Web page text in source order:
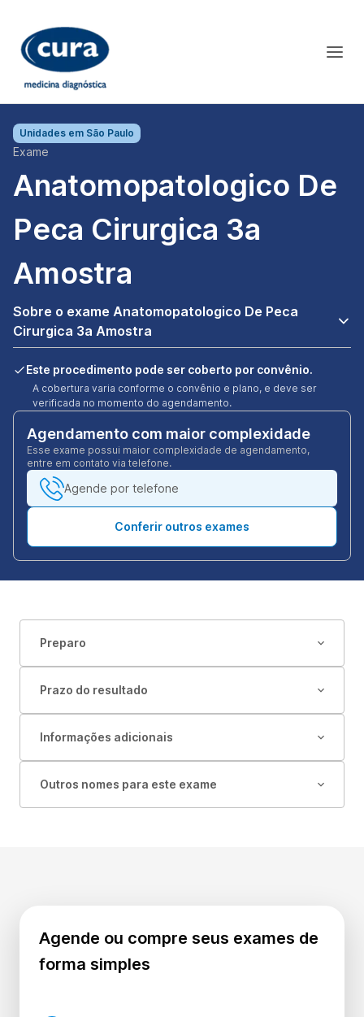
Unidades em São Paulo
Exame
Anatomopatologico De
Peca Cirurgica 3a
Amostra
Sobre o exame Anatomopatologico De Peca
Cirurgica 3a Amostra
Este procedimento pode ser coberto por convênio.
A cobertura varia conforme o convênio e plano, e deve ser
verificada no momento do agendamento.
Agendamento com maior complexidade
Esse exame possui maior complexidade de agendamento,
entre em contato via telefone.
Agende por telefone
Conferir outros exames
Preparo
Prazo do resultado
Informações adicionais
Outros nomes para este exame
Agende ou compre seus exames de
forma simples